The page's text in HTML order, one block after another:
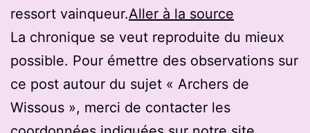
ressort vainqueur.Aller à la source
La chronique se veut reproduite du mieux
possible. Pour émettre des observations sur
ce post autour du sujet « Archers de
Wissous », merci de contacter les